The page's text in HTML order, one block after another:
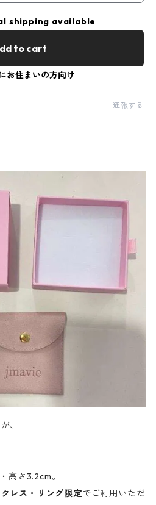
shipping available
to cart
お住まいの方向け
通報する
、
高さ3.2cm。
レス・リング限定でご利用いただ